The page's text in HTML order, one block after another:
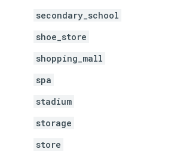
secondary_school
shoe_store
shopping_mall
spa
stadium
storage
store